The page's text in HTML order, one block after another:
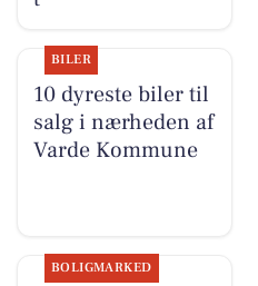
BILER
10 dyreste biler til
salg i nærheden af
Varde Kommune
BOLIGMARKED